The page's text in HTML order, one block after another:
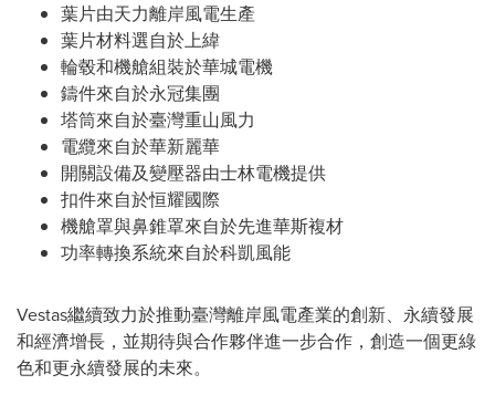
葉片由天力離岸風電生產
葉片材料選自於上緯
輪毂和機艙組裝於華城電機
鑄件來自於永冠集團
塔筒來自於臺灣重山風力
電纜來自於華新麗華
開關設備及變壓器由士林電機提供
扣件來自於恒耀國際
機艙罩與鼻錐罩來自於先進華斯複材
功率轉換系統來自於科凱風能
Vestas繼續致力於推動臺灣離岸風電產業的創新、永續發展
和經濟增長，並期待與合作夥伴進一步合作，創造一個更綠
色和更永續發展的未來。